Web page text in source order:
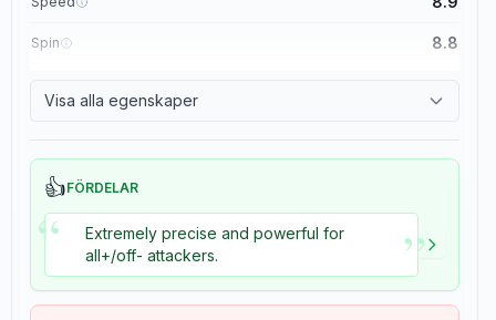
Spin 8.8
Visa alla egenskaper
👍FÖRDELAR
“
Extremely precise and powerful for
all+/off- attackers.
”